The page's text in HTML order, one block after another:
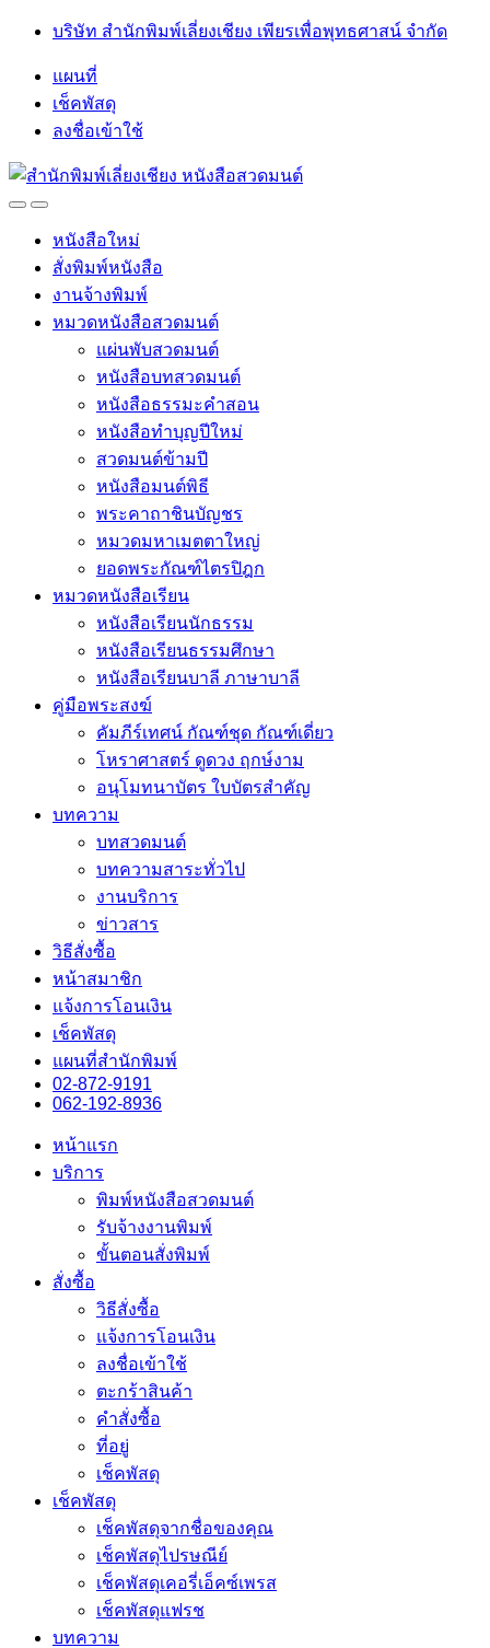
Skip
navigation
Skip
บริษัท สำนักพิมพ์เลี่ยงเชียง เพียรเพื่อพุทธศาสน์ จำกัด
แผนที่
เช็คพัสดุ
ลงชื่อเข้าใช้
OpenClose
หนังสือใหม่
สั่งพิมพ์หนังสือ
งานจ้างพิมพ์
หมวดหนังสือสวดมนต์
แผ่นพับสวดมนต์
หนังสือบทสวดมนต์
หนังสือธรรมะคำสอน
หนังสือทำบุญปีใหม่
สวดมนต์ข้ามปี
หนังสือมนต์พิธี
พระคาถาชินบัญชร
หมวดมหาเมตตาใหญ่
ยอดพระกัณฑ์ไตรปิฎก
หมวดหนังสือเรียน
หนังสือเรียนนักธรรม
หนังสือเรียนธรรมศึกษา
หนังสือเรียนบาลี ภาษาบาลี
คู่มือพระสงฆ์
คัมภีร์เทศน์ กัณฑ์ชุด กัณฑ์เดี่ยว
โหราศาสตร์ ดูดวง ฤกษ์งาม
อนุโมทนาบัตร ใบบัตรสำคัญ
บทความ
บทสวดมนต์
บทความสาระทั่วไป
งานบริการ
ข่าวสาร
วิธีสั่งซื้อ
หน้าสมาชิก
แจ้งการโอนเงิน
เช็คพัสดุ
แผนที่สำนักพิมพ์
02-872-9191
062-192-8936
หน้าแรก
บริการ
พิมพ์หนังสือสวดมนต์
รับจ้างงานพิมพ์
ขั้นตอนสั่งพิมพ์
สั่งซื้อ
วิธีสั่งซื้อ
แจ้งการโอนเงิน
ลงชื่อเข้าใช้
ตะกร้าสินค้า
คำสั่งซื้อ
ที่อยู่
เช็คพัสดุ
เช็คพัสดุ
เช็คพัสดุจากชื่อของคุณ
เช็คพัสดุไปรษณีย์
เช็คพัสดุเคอรี่เอ็คซ์เพรส
เช็คพัสดุแฟรช
บทความ